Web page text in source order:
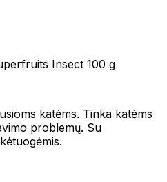
Insect 100 g
katėms. Tinka katėms
problemų. Su